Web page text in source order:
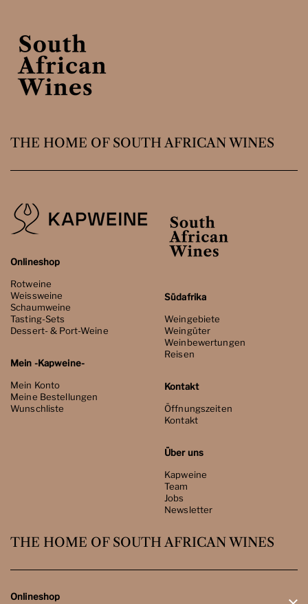
THE HOME OF SOUTH AFRICAN WINES
Onlineshop
Rotweine
Weissweine
Schaumweine
Tasting-Sets
Dessert- & Port-Weine
Mein -Kapweine-
Mein Konto
Meine Bestellungen
Wunschliste
Südafrika
Weingebiete
Weingüter
Weinbewertungen
Reisen
Kontakt
Öffnungszeiten
Kontakt
Über uns
Kapweine
Team
Jobs
Newsletter
THE HOME OF SOUTH AFRICAN WINES
Onlineshop